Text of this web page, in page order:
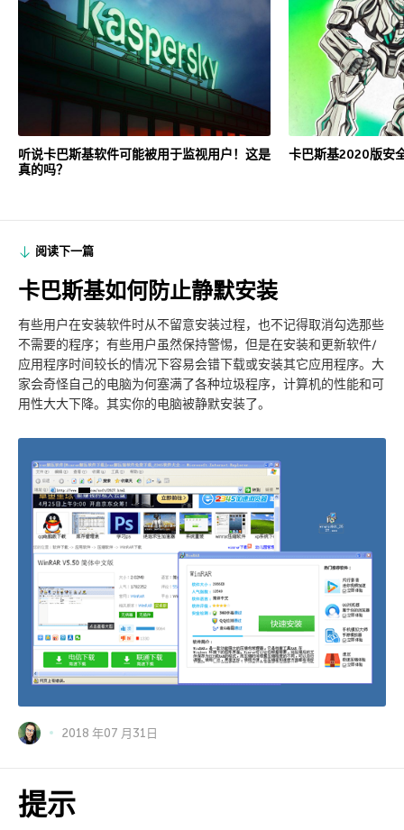
听说卡巴斯基软件可能被用于监视用户！这是
真的吗？
卡巴斯基2020版安
阅读下一篇
卡巴斯基如何防止静默安装
有些用户在安装软件时从不留意安装过程，也不记得取消勾选那些
不需要的程序；有些用户虽然保持警惕，但是在安装和更新软件/
应用程序时间较长的情况下容易会错下载或安装其它应用程序。大
家会奇怪自己的电脑为何塞满了各种垃圾程序，计算机的性能和可
用性大大下降。其实你的电脑被静默安装了。
2018 年07 月31日
提示